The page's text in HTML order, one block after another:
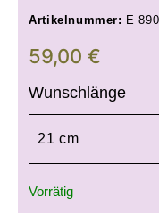
Artikelnummer: E
59,00€
Wunschlänge
Vorrätig